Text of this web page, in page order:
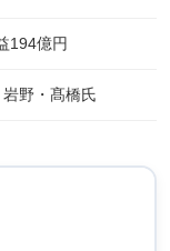
194億円
野・髙橋氏